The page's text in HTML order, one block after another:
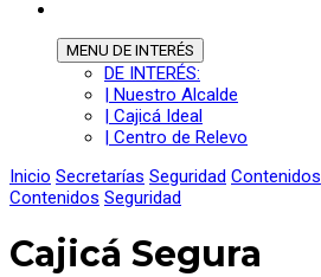
MENU DE INTERÉS
DE INTERÉS:
| Nuestro Alcalde
| Cajicá Ideal
| Centro de Relevo
Inicio Secretarías Seguridad Contenidos
Contenidos Seguridad
Cajicá Segura